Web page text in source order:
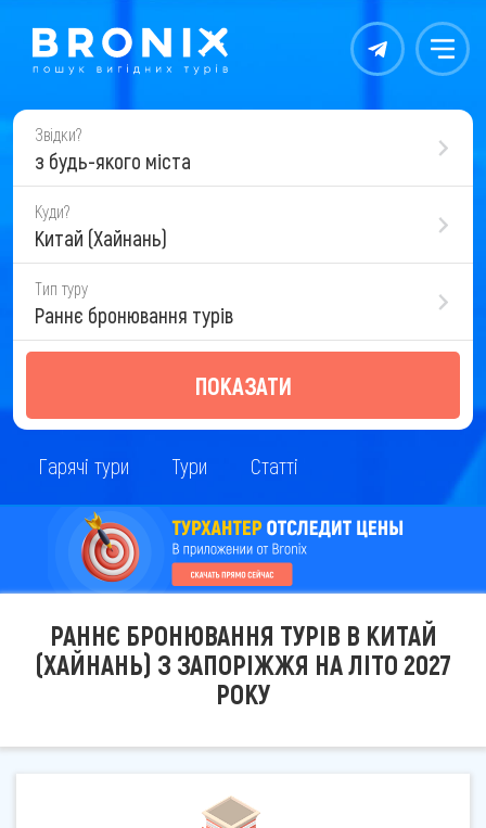
Контакты Меню
Звідки?
з будь-якого міста
Куди?
Китай (Хайнань)
Тип туру
Раннє бронювання турів
ПОКАЗАТИ
Гарячі тури Тури Статті
РАННЄ БРОНЮВАННЯ ТУРІВ В КИТАЙ
(ХАЙНАНЬ) З ЗАПОРІЖЖЯ НА ЛІТО 2027
РОКУ